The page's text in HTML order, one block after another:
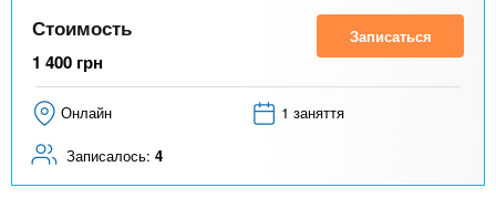
Стоимость
1 400 грн
Записаться
Онлайн 1 заняття
Записалось: 4